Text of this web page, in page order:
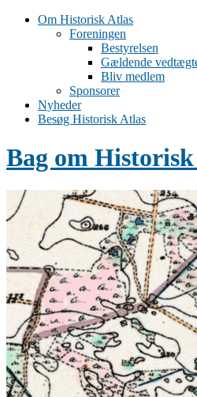
Om Historisk Atlas
Foreningen
Bestyrelsen
Gældende
Bliv medlem
Sponsorer
Nyheder
Besøg Historisk Atlas
Bag om